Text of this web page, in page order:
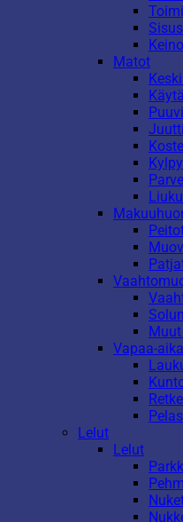
Matot
Vapaa-aika
Lelut
Lelut